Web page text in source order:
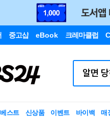
중고샵 eBook 크레마클럽
베스트 신상품 이벤트 바이백 매